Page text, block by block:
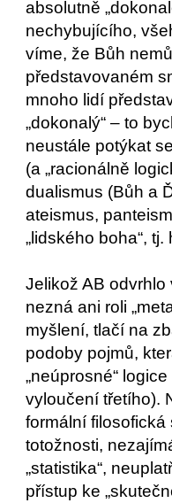
absolutně
nechybujícího,
víme, že Bůh
představovaném
mnoho lidí
„dokonalý“ – to
neustále potýkat
(a „racionálně
dualismus (Bůh a
ateismus,
„lidského boha“,
Jelikož AB
nezná ani roli
myšlení, tlačí na
podoby pojmů,
„neúprosné“
vyloučení třetího).
formální filosofická
totožnosti,
„statistika“,
přístup ke